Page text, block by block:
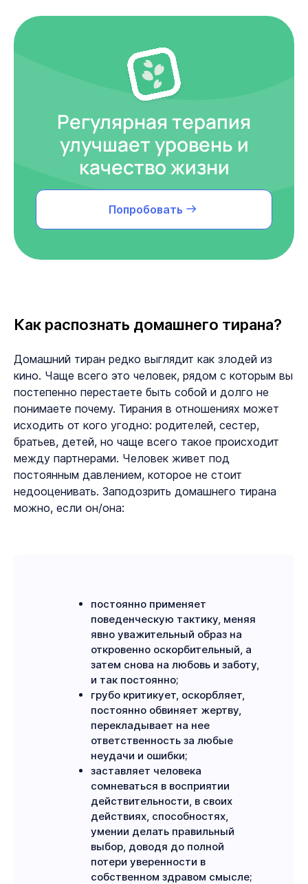
Регулярная терапия
улучшает уровень и
качество жизни
Попробовать
Как распознать домашнего тирана?
Домашний тиран редко выглядит как злодей из
кино. Чаще всего это человек, рядом с которым вы
постепенно перестаете быть собой и долго не
понимаете почему. Тирания в отношениях может
исходить от кого угодно: родителей, сестер,
братьев, детей, но чаще всего такое происходит
между партнерами. Человек живет под
постоянным давлением, которое не стоит
недооценивать. Заподозрить домашнего тирана
можно, если он/она:
постоянно применяет
поведенческую тактику, меняя
явно уважительный образ на
откровенно оскорбительный, а
затем снова на любовь и заботу,
и так постоянно;
грубо критикует, оскорбляет,
постоянно обвиняет жертву,
перекладывает на нее
ответственность за любые
неудачи и ошибки;
заставляет человека
сомневаться в восприятии
действительности, в своих
действиях, способностях,
умении делать правильный
выбор, доводя до полной
потери уверенности в
собственном здравом смысле;